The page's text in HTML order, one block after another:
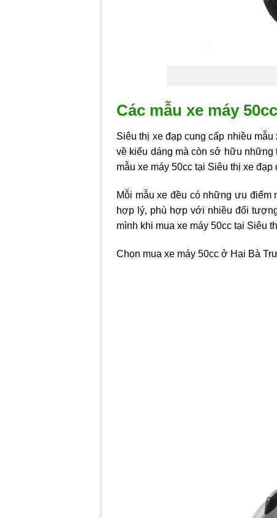
Các mẫu xe máy
Siêu thị xe đạp cung cấp nhiều
về kiểu dáng mà còn sở hữu những
mẫu xe máy 50cc tại Siêu thị xe
Mỗi mẫu xe đều có những ưu
hợp lý, phù hợp với nhiều đối
mình khi mua xe máy 50cc tại Siêu
Chọn mua xe máy 50cc ở Hai Bà